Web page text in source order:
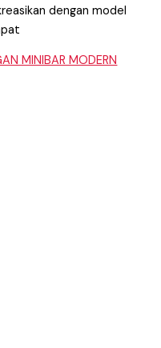
dengan model
MINIBAR MODERN